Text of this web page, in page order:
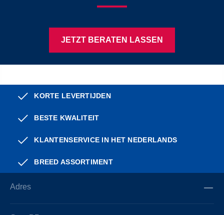
JETZT BERATEN LASSEN
KORTE LEVERTIJDEN
BESTE KWALITEIT
KLANTENSERVICE IN HET NEDERLANDS
BREED ASSORTIMENT
Adres